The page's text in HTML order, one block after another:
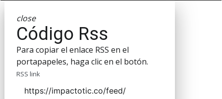
close
Código Rss
Para copiar el enlace RSS en el
portapapeles, haga clic en el botón.
RSS link